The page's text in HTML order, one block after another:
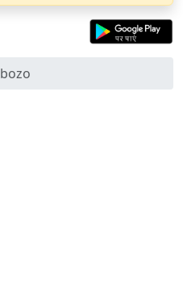
bozo